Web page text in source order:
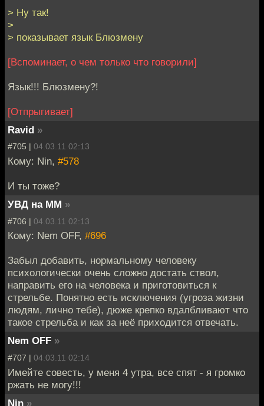
> Ну так!
>
> показывает язык Блюзмену
[Вспоминает, о чем только что говорили]
Язык!!! Блюзмену?!
[Отпрыгивает]
Ravid »
#705 | 04.03.11 02:13
Кому: Nin, #578
И ты тоже?
УВД на ММ »
#706 | 04.03.11 02:13
Кому: Nem OFF, #696
Забыл добавить, нормальному человеку
психологически очень сложно достать ствол,
направить его на человека и приготовиться к
стрельбе. Понятно есть исключения (угроза жизни
людям, лично тебе), дюже крепко вдалбливают что
такое стрельба и как за неё приходится отвечать.
Nem OFF »
#707 | 04.03.11 02:14
Имейте совесть, у меня 4 утра, все спят - я громко
ржать не могу!!!
Nin »